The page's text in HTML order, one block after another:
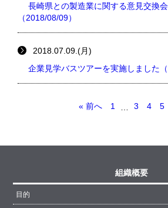
長崎県との製造業に関する意見交換
（2018/08/09）
2018.07.09.(月)
企業見学バスツアーを実施しました（
« 前へ 1 3 4 5
組織概要
目的